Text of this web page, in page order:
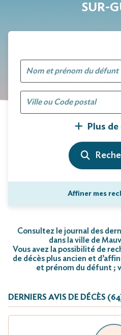
SUR-
Plus
Affiner mes
Consultez le journal des
dans la ville de
Vous avez la possibilité de
de décès plus ancien et
et prénom du défunt ;
DERNIERS AVIS DE DÉCÈS